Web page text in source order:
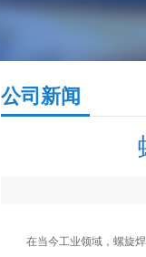
公司新闻
在当今工业领域，螺旋焊